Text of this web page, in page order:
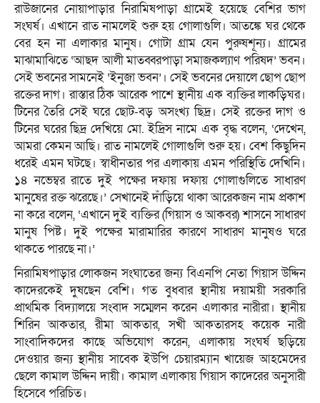
রাউজানের নোয়াপাড়ার নিরামিষপাড়া গ্রামেই হয়েছে বেশির ভাগ
সংঘর্ষ। এখানে রাত নামলেই শুরু হয় গোলাগুলি। আতঙ্কে ঘর থেকে
বের হন না এলাকার মানুষ। গোটা গ্রাম যেন পুরুষশূন্য। গ্রামের
মাঝামাঝিতে ‘আছদ আলী মাতব্বরপাড়া সমাজকল্যাণ পরিষদ’ ভবন।
সেই ভবনের সামনেই ‘ইনুজা ভবন’। সেই ভবনের দেয়ালে ছোপ ছোপ
রক্তের দাগ। রাস্তার ঠিক আরেক পাশে স্থানীয় এক ব্যক্তির লাকড়িঘর।
টিনের তৈরি সেই ঘরে ছোট-বড় অসংখ্য ছিদ্র। সেই রক্তের দাগ ও
টিনের ঘরের ছিদ্র দেখিয়ে মো. ইদ্রিস নামে এক বৃদ্ধ বলেন, ‘দেখেন,
আমরা কেমন আছি। রাত নামলেই গোলাগুলি শুরু হয়। বেশ কিছুদিন
ধরেই এমন ঘটছে। স্বাধীনতার পর এলাকায় এমন পরিস্থিতি দেখিনি।
১৪ নভেম্বর রাতে দুই পক্ষের দফায় দফায় গোলাগুলিতে সাধারণ
মানুষের রক্ত ঝরেছে।’ সেখানেই দাঁড়িয়ে থাকা আরেকজন নাম প্রকাশ
না করে বলেন, ‘এখানে দুই ব্যক্তির (গিয়াস ও আকবর) শাসনে সাধারণ
মানুষ পিষ্ট। দুই পক্ষের মারামারির কারণে সাধারণ মানুষও ঘরে
থাকতে পারছে না।’
নিরামিষপাড়ার লোকজন সংঘাতের জন্য বিএনপি নেতা গিয়াস উদ্দিন
কাদেরকেই দুষছেন বেশি। গত বুধবার স্থানীয় দয়াময়ী সরকারি
প্রাথমিক বিদ্যালয়ে সংবাদ সম্মেলন করেন এলাকার নারীরা। স্থানীয়
শিরিন আকতার, রীমা আকতার, সখী আকতারসহ কয়েক নারী
সাংবাদিকদের কাছে অভিযোগ করেন, এলাকায় সংঘর্ষ ছড়িয়ে
দেওয়ার জন্য স্থানীয় সাবেক ইউপি চেয়ারম্যান খায়েজ আহমেদের
ছেলে কামাল উদ্দিন দায়ী। কামাল এলাকায় গিয়াস কাদেরের অনুসারী
হিসেবে পরিচিত।